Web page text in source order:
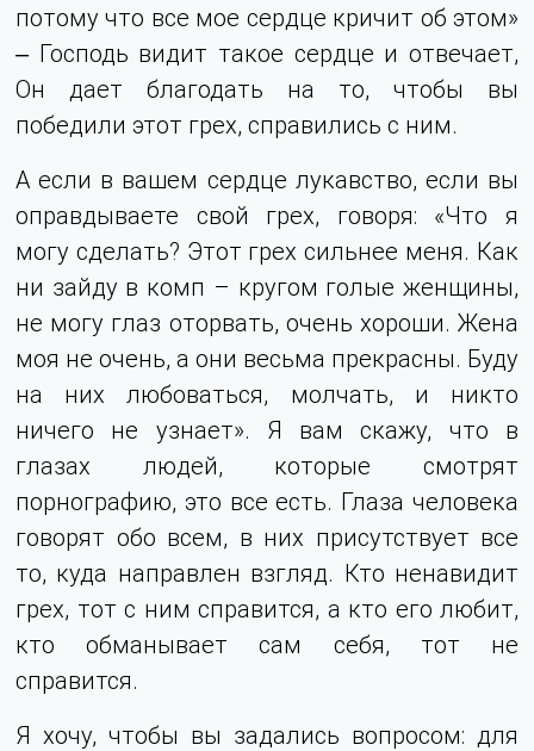
потому что все мое сердце кричит об этом»
‒ Господь видит такое сердце и отвечает,
Он дает благодать на то, чтобы вы
победили этот грех, справились с ним.
А если в вашем сердце лукавство, если вы
оправдываете свой грех, говоря: «Что я
могу сделать? Этот грех сильнее меня. Как
ни зайду в комп – кругом голые женщины,
не могу глаз оторвать, очень хороши. Жена
моя не очень, а они весьма прекрасны. Буду
на них любоваться, молчать, и никто
ничего не узнает». Я вам скажу, что в
глазах людей, которые смотрят
порнографию, это все есть. Глаза человека
говорят обо всем, в них присутствует все
то, куда направлен взгляд. Кто ненавидит
грех, тот с ним справится, а кто его любит,
кто обманывает сам себя, тот не
справится.
Я хочу, чтобы вы задались вопросом: для